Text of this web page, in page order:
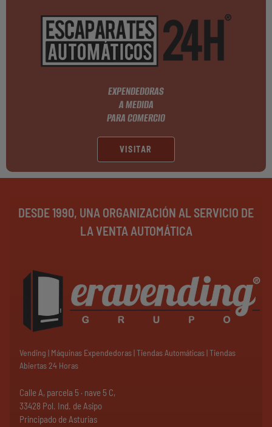
EXPENDEDORAS
A MEDIDA
PARA COMERCIO
VISITAR
DESDE 1990, UNA ORGANIZACIÓN AL SERVICIO DE
LA VENTA AUTOMÁTICA
Vending | Máquinas Expendedoras | Tiendas Automáticas | Tiendas
Abiertas 24 Horas
Calle A, parcela 5 · nave 5 C,
33428 Pol. Ind. de Asipo
Principado de Asturias